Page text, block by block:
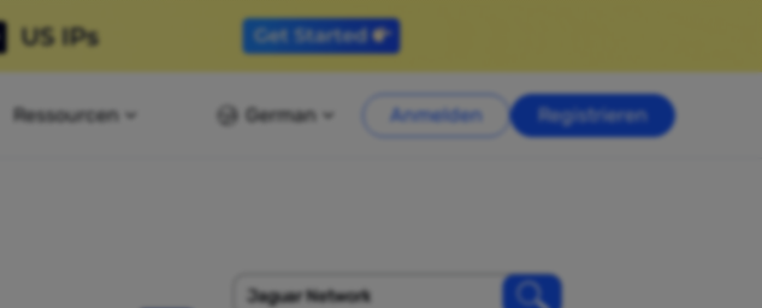
Ressourcen German Anmelden Registrieren
Jaguar Network